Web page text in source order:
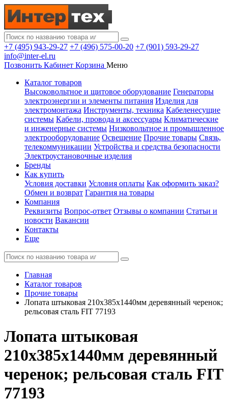
+7 (495) 943-29-27 +7 (496) 575-00-20 +7 (901) 593-29-27
info@inter-el.ru
Позвонить Кабинет Корзина Меню
Каталог товаров
Высоковольтное и щитовое оборудование Генераторы
электроэнергии и элементы питания Изделия для
электромонтажа Инструменты, техника Кабеленесущие
системы Кабели, провода и аксессуары Климатические
и инженерные системы Низковольтное и промышленное
электрооборудование Освещение Прочие товары Связь,
телекоммуникации Устройства и средства безопасности
Электроустановочные изделия
Бренды
Как купить
Условия доставки Условия оплаты Как оформить заказ?
Обмен и возврат Гарантия на товары
Компания
Реквизиты Вопрос-ответ Отзывы о компании Статьи и
новости Вакансии
Контакты
Еще
Главная
Каталог товаров
Прочие товары
Лопата штыковая 210х385х1440мм деревянный черенок;
рельсовая сталь FIT 77193
Лопата штыковая
210х385х1440мм деревянный
черенок; рельсовая сталь FIT
77193